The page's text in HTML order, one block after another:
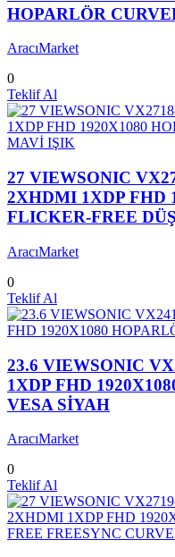
HOPARLÖR
AracıMarket
0
Teklif Al
27 VIEWSONIC
2XHDMI 1XDP FHD
FLICKER-FREE
AracıMarket
0
Teklif Al
23.6 VIEWSONIC
1XDP FHD
VESA SİYAH
AracıMarket
0
Teklif Al